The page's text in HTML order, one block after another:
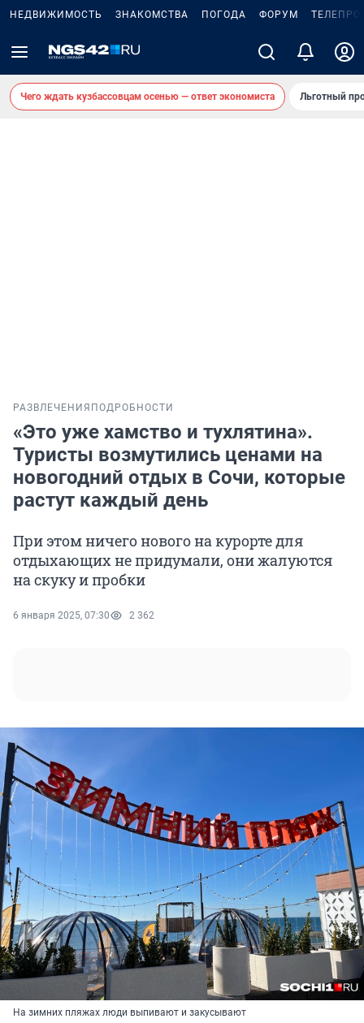
НЕДВИЖИМОСТЬ ЗНАКОМСТВА ПОГОДА ФОРУМ
Чего ждать кузбассовцам осенью — ответ экономиста Льготный
РАЗВЛЕЧЕНИЯ ПОДРОБНОСТИ
«Это уже хамство и тухлятина».
Туристы возмутились ценами на
новогодний отдых в Сочи, которые
растут каждый день
При этом ничего нового на курорте для
отдыхающих не придумали, они жалуются
на скуку и пробки
6 января 2025, 07:30 2 362
На зимних пляжах люди выпивают и закусывают